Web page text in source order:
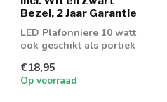
Bezel, 2 Jaar Garantie
LED Plafonniere 10 watt
ook geschikt als portiek
€18,95
Op voorraad